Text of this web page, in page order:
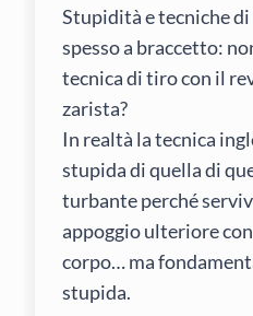
Stupidità e tecniche
spesso a braccetto:
tecnica di tiro con il
zarista?
In realtà la tecnica
stupida di quella di
turbante perché
appoggio ulteriore
corpo… ma
stupida.